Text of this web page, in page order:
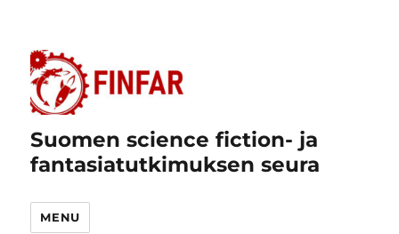
Suomen science fiction- ja
fantasiatutkimuksen seura
MENU